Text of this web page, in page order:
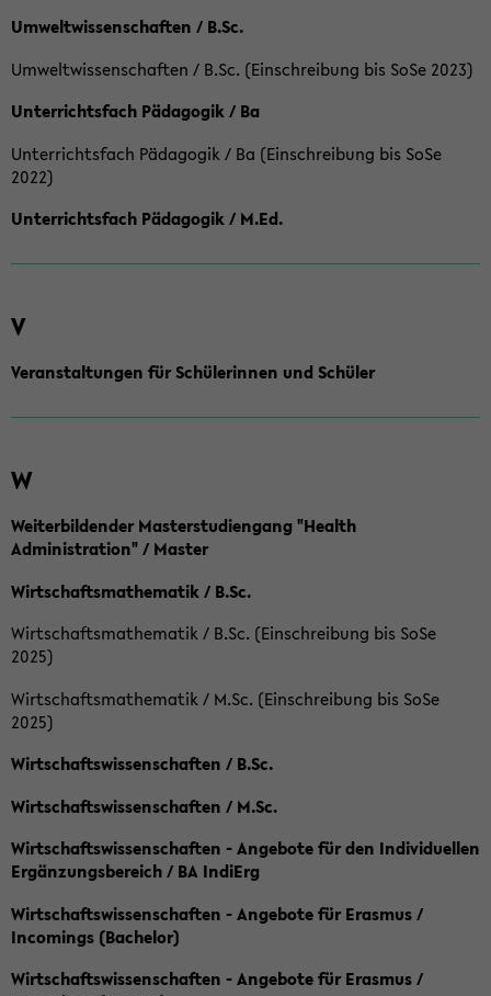
Umweltwissenschaften / B.Sc.
Umweltwissenschaften / B.Sc. (Einschreibung bis SoSe 2023)
Unterrichtsfach Pädagogik / Ba
Unterrichtsfach Pädagogik / Ba (Einschreibung bis SoSe
2022)
Unterrichtsfach Pädagogik / M.Ed.
V
Veranstaltungen für Schülerinnen und Schüler
W
Weiterbildender Masterstudiengang "Health
Administration" / Master
Wirtschaftsmathematik / B.Sc.
Wirtschaftsmathematik / B.Sc. (Einschreibung bis SoSe
2025)
Wirtschaftsmathematik / M.Sc. (Einschreibung bis SoSe
2025)
Wirtschaftswissenschaften / B.Sc.
Wirtschaftswissenschaften / M.Sc.
Wirtschaftswissenschaften - Angebote für den Individuellen
Ergänzungsbereich / BA IndiErg
Wirtschaftswissenschaften - Angebote für Erasmus /
Incomings (Bachelor)
Wirtschaftswissenschaften - Angebote für Erasmus /